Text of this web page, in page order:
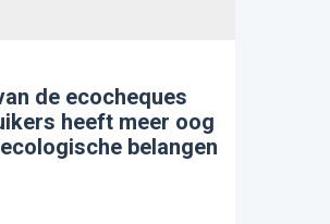
de ecocheques
heeft meer oog
belangen